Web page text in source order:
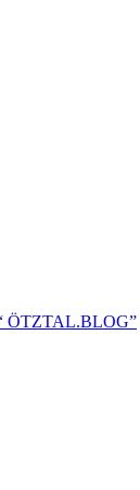
ÖTZTAL.BLOG”